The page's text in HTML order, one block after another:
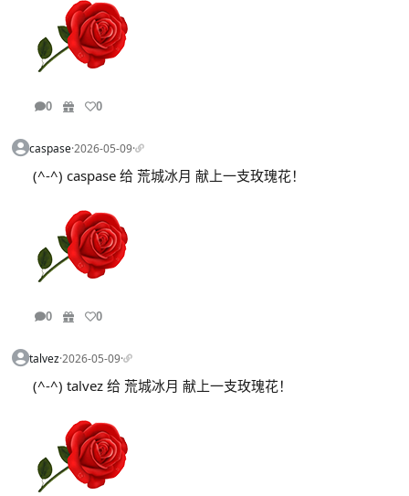
0 0
caspase·2026-05-09·
(^-^) caspase 给 荒城冰月 献上一支玫瑰花！
0 0
talvez·2026-05-09·
(^-^) talvez 给 荒城冰月 献上一支玫瑰花！